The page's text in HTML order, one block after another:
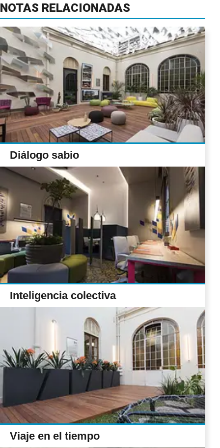
NOTAS RELACIONADAS
Diálogo sabio
Inteligencia colectiva
Viaje en el tiempo